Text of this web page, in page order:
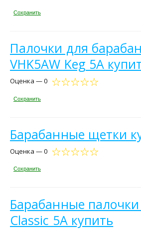
Сохранить
Палочки для
VHK5AW Keg 5A
Оценка — 0
Сохранить
Барабанные щетки
Оценка — 0
Сохранить
Барабанные
Classic 5A купить